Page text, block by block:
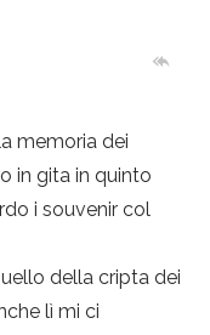
memoria dei
in gita in quinto
i souvenir col
della cripta dei
lì mi ci